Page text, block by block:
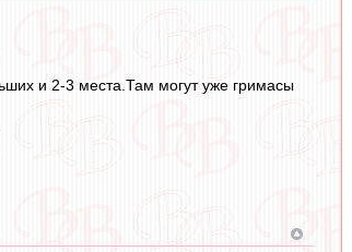
и 2-3 места.Там могут уже гримасы